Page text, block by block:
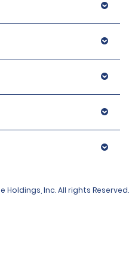
Holdings, Inc. All rights Reserved.